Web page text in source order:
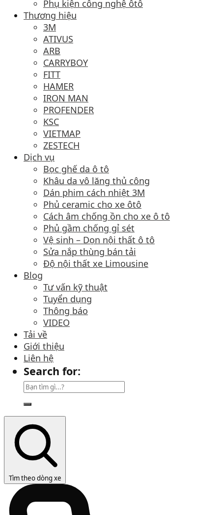
Phụ kiện công nghệ ôtô
Thương hiệu
3M
ATIVUS
ARB
CARRYBOY
FITT
HAMER
IRON MAN
PROFENDER
KSC
VIETMAP
ZESTECH
Dịch vụ
Bọc ghế da ô tô
Khâu da vô lăng thủ công
Dán phim cách nhiệt 3M
Phủ ceramic cho xe ôtô
Cách âm chống ồn cho xe ô tô
Phủ gầm chống gỉ sét
Vệ sinh – Dọn nội thất ô tô
Sửa nắp thùng bán tải
Độ nội thất xe Limousine
Blog
Tư vấn kỹ thuật
Tuyển dụng
Thông báo
VIDEO
Tải về
Giới thiệu
Liên hệ
Search for:
Tìm theo dòng xe